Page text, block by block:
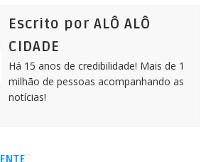
m
Escrito por ALÔ ALÔ
CIDADE
Há 15 anos de credibilidade! Mais de 1
milhão de pessoas acompanhando as
notícias!